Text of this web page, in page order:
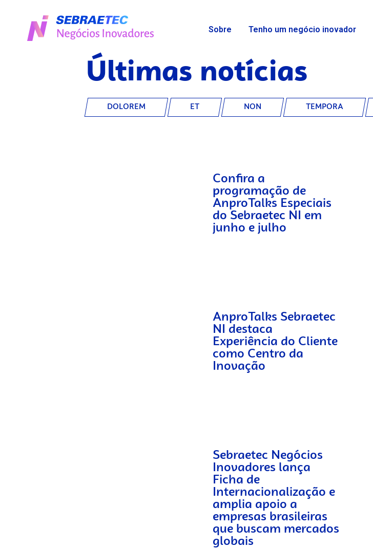
Sobre Tenho um negócio inovador
Últimas notícias
DOLOREM ET NON TEMPORA
Confira a
programação de
AnproTalks Especiais
do Sebraetec NI em
junho e julho
AnproTalks Sebraetec
NI destaca
Experiência do Cliente
como Centro da
Inovação
Sebraetec Negócios
Inovadores lança
Ficha de
Internacionalização e
amplia apoio a
empresas brasileiras
que buscam mercados
globais